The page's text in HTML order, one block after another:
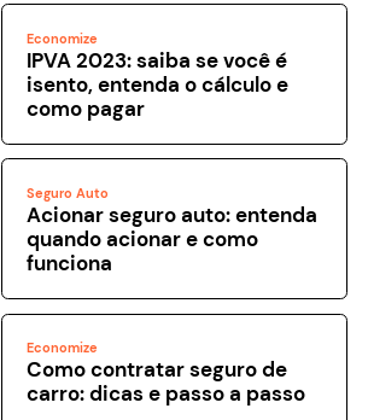
Economize
IPVA 2023: saiba se você é
isento, entenda o cálculo e
como pagar
Seguro Auto
Acionar seguro auto: entenda
quando acionar e como
funciona
Economize
Como contratar seguro de
carro: dicas e passo a passo